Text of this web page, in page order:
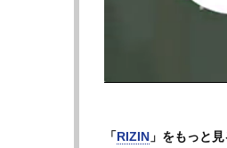
ョークで一本勝ち
ペレスへは「自
でプロデビュー。
「RIZIN 」をもっと見